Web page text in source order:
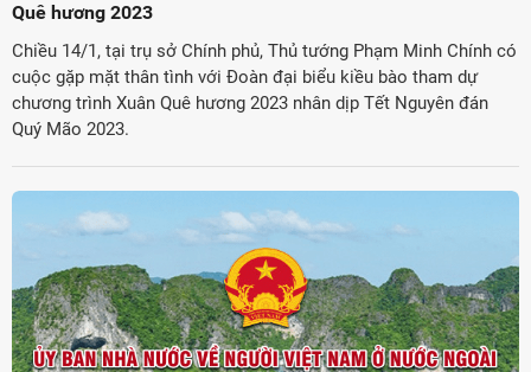
Việt Nam ở nước ngoài
Quê hương 2023
Chiều 14/1, tại trụ sở Chính phủ, Thủ tướng Phạm Minh Chính có
cuộc gặp mặt thân tình với Đoàn đại biểu kiều bào tham dự
chương trình Xuân Quê hương 2023 nhân dịp Tết Nguyên đán
Quý Mão 2023.